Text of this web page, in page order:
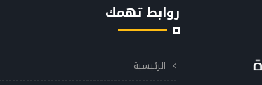
روابط تهمك
الرئيسية